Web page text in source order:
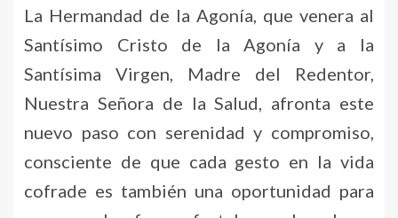
La Hermandad de la Agonía, que venera al
Santísimo Cristo de la Agonía y a la
Santísima Virgen, Madre del Redentor,
Nuestra Señora de la Salud, afronta este
nuevo paso con serenidad y compromiso,
consciente de que cada gesto en la vida
cofrade es también una oportunidad para